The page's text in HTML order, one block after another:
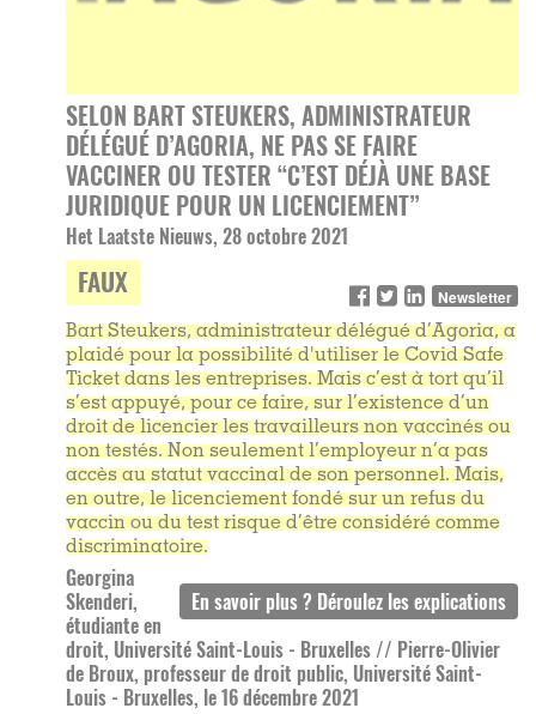
SELON BART STEUKERS, ADMINISTRATEUR
DÉLÉGUÉ D’AGORIA, NE PAS SE FAIRE
VACCINER OU TESTER “C’EST DÉJÀ UNE BASE
JURIDIQUE POUR UN LICENCIEMENT”
Het Laatste Nieuws, 28 octobre 2021
FAUX Newsletter
Bart Steukers, administrateur délégué d’Agoria, a
plaidé pour la possibilité d'utiliser le Covid Safe
Ticket dans les entreprises. Mais c’est à tort qu’il
s’est appuyé, pour ce faire, sur l’existence d’un
droit de licencier les travailleurs non vaccinés ou
non testés. Non seulement l’employeur n’a pas
accès au statut vaccinal de son personnel. Mais,
en outre, le licenciement fondé sur un refus du
vaccin ou du test risque d’être considéré comme
discriminatoire.
Georgina
Skenderi,
étudiante en
droit, Université Saint-Louis - Bruxelles // Pierre-Olivier
de Broux, professeur de droit public, Université Saint-
Louis - Bruxelles, le 16 décembre 2021